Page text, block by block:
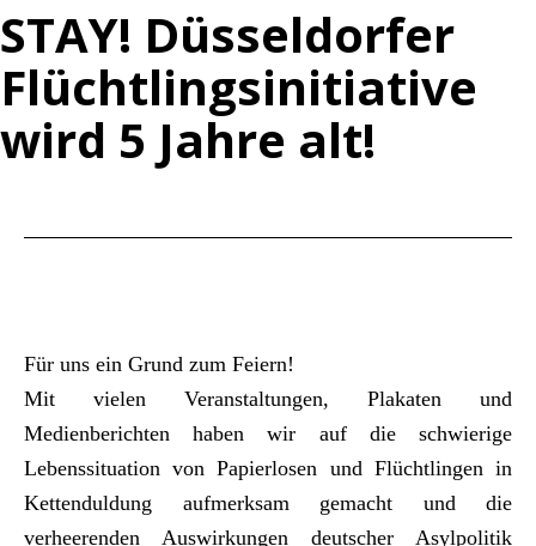
STAY! Düsseldorfer
Flüchtlingsinitiative
wird 5 Jahre alt!
Für uns ein Grund zum Feiern!
Mit vielen Veranstaltungen, Plakaten und
Medienberichten haben wir auf die schwierige
Lebenssituation von Papierlosen und Flüchtlingen in
Kettenduldung aufmerksam gemacht und die
verheerenden Auswirkungen deutscher Asylpolitik